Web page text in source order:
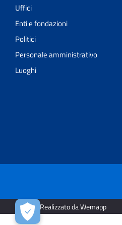
Uffici
Enti e fondazioni
Politici
Personale amministrativo
Luoghi
2026 | Realizzato da Wemapp